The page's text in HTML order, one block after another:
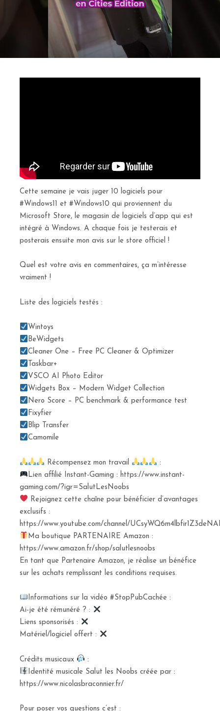
Cette semaine je vais juger 10 logiciels pour
#Windows11 et #Windows10 qui proviennent du
Microsoft Store, le magasin de logiciels d’app qui est
intégré à Windows. A chaque fois je testerais et
posterais ensuite mon avis sur le store officiel !
Quel est votre avis en commentaires, ça m’intéresse
vraiment !
Liste des logiciels testés :
Wintoys
BeWidgets
Cleaner One – Free PC Cleaner & Optimizer
Taskbar+
VSCO AI Photo Editor
Widgets Box – Modern Widget Collection
Nero Score – PC benchmark & performance test
Fixyfier
Blip Transfer
Camomile
Récompensez mon travail
:
Lien affilié Instant-Gaming : https://www.instant-
gaming.com/?igr=SalutLesNoobs
Rejoignez cette chaîne pour bénéficier d’avantages
exclusifs :
https://www.youtube.com/channel/
Ma boutique PARTENAIRE Amazon :
https://www.amazon.fr/shop/salutlesnoobs
En tant que Partenaire Amazon, je réalise un bénéfice
sur les achats remplissant les conditions requises.
Informations sur la vidéo #StopPubCachée :
Ai-je été rémunéré ? :
Liens sponsorisés :
Matériel/logiciel offert :
Crédits musicaux
:
Identité musicale Salut les Noobs créée par :
https://www.nicolasbraconnier.fr/
Pour poser vos questions c’est :